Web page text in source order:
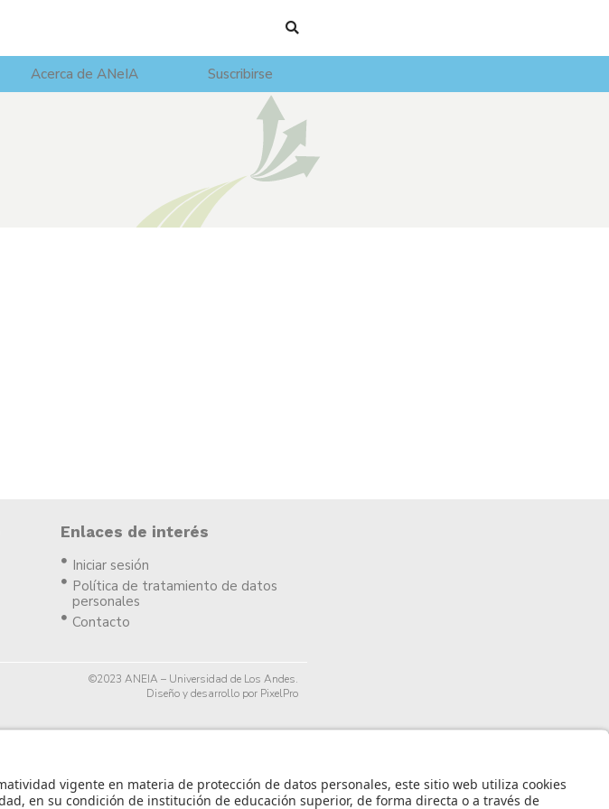
Acerca de ANeIA Suscribirse
Enlaces de interés
Iniciar sesión
Política de tratamiento de datos
personales
Contacto
©2023 ANEIA – Universidad de Los Andes.
Diseño y desarrollo por PixelPro